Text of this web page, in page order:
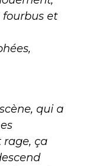
fourbus et
qui a
ça